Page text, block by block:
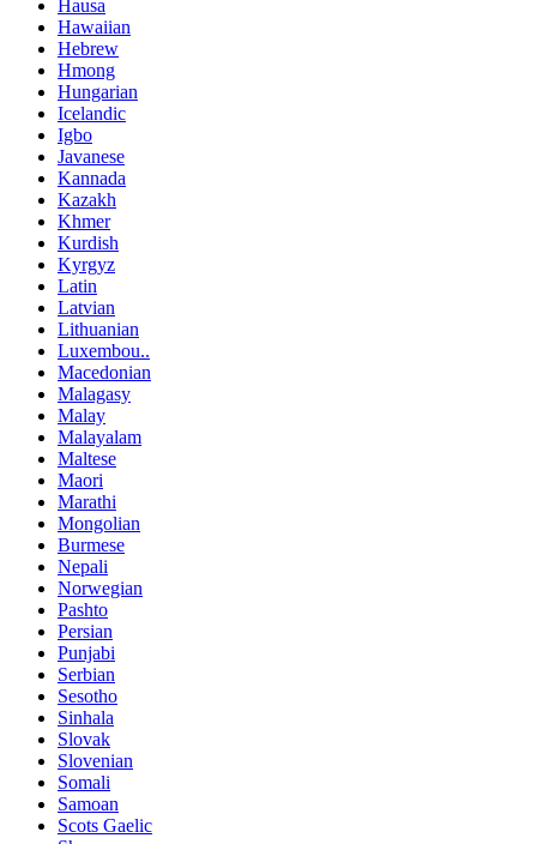
Hausa
Hawaiian
Hebrew
Hmong
Hungarian
Icelandic
Igbo
Javanese
Kannada
Kazakh
Khmer
Kurdish
Kyrgyz
Latin
Latvian
Lithuanian
Luxembou..
Macedonian
Malagasy
Malay
Malayalam
Maltese
Maori
Marathi
Mongolian
Burmese
Nepali
Norwegian
Pashto
Persian
Punjabi
Serbian
Sesotho
Sinhala
Slovak
Slovenian
Somali
Samoan
Scots Gaelic